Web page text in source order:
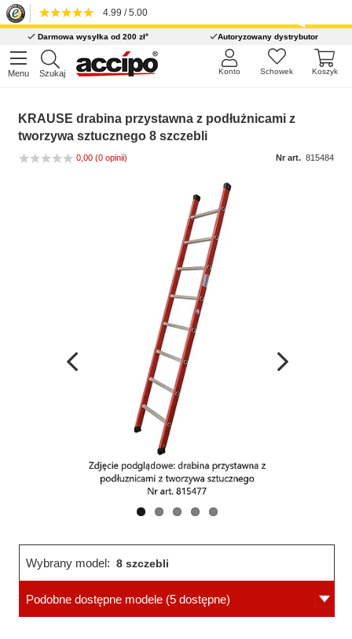
4.99 / 5.00
Darmowa wysyłka od 200 zł* Autoryzowany dystrybutor
Menu Szukaj Koszyk
Schowek
Konto
KRAUSE drabina przystawna z podłużnicami z
tworzywa sztucznego 8 szczebli
0,00 (0 opinii) Nr art. 815484
Wybrany model: 8 szczebli
Podobne dostępne modele (5 dostępne)